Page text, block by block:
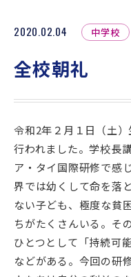
2020.02.04 中学校
全校朝礼
令和2年２月１日（土
行われました。学校長
ア・タイ国際研修で感
界では幼くして命を落
ない子ども、極度な貧
ちがたくさんいる。そ
ひとつとして「持続可
などがある。今回の研